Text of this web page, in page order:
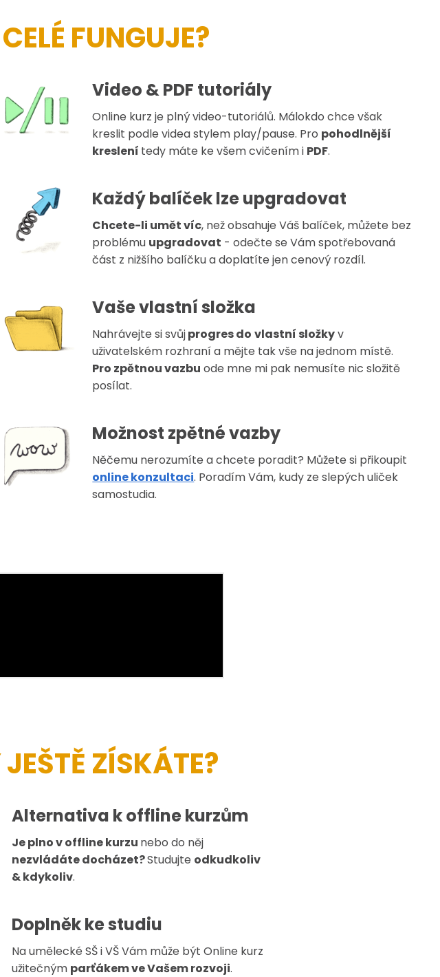
FUNGUJE?
Video & PDF tutoriály
Online kurz je plný video-tutoriálů. Málokdo chce však
kreslit podle videa stylem play/pause. Pro pohodlnější
kreslení tedy máte ke všem cvičením i PDF.
Každý balíček lze upgradovat
Chcete-li umět víc, než obsahuje Váš balíček, můžete bez
problému upgradovat - odečte se Vám spotřebovaná
část z nižšího balíčku a doplatíte jen cenový rozdíl.
Vaše vlastní složka
Nahrávejte si svůjprogres do vlastní složkyv
uživatelském rozhraní a mějte tak vše na jednom místě.
Pro zpětnou vazbu ode mne mi pak nemusíte nic složitě
posílat.
Možnost zpětné vazby
Něčemu nerozumíte a chcete poradit? Můžete si přikoupit
online konzultaci. Poradím Vám, kudy ze slepých uliček
samostudia.
ZÍSKÁTE?
Alternativa k offline kurzům
Je plno v offline kurzu nebo do něj
nezvládáte docházet?Studujte odkudkoliv
& kdykoliv.
Doplněk ke studiu
Na umělecké SŠ i VŠ Vám může být Online kurz
užitečným parťákem ve Vašem rozvoji.